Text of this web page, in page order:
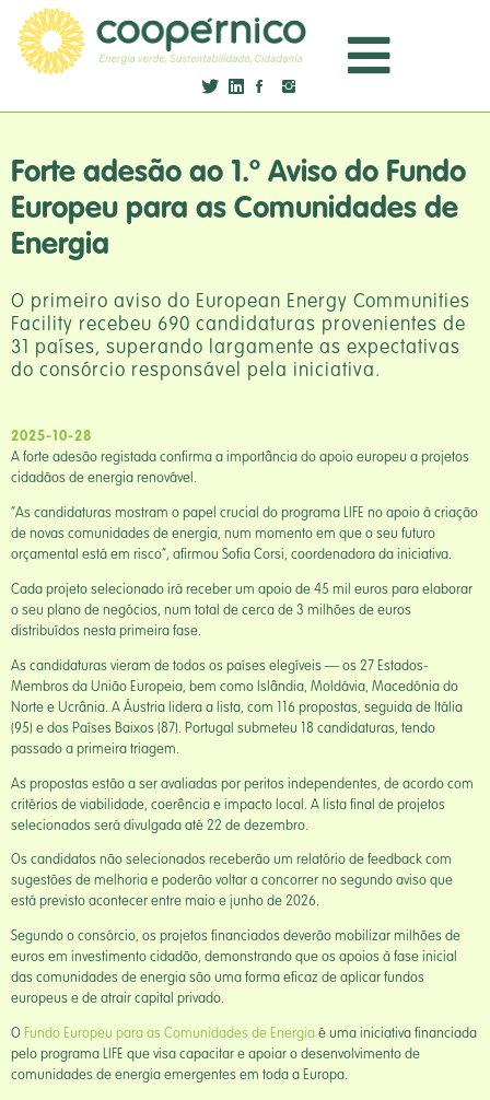
Forte adesão ao 1.º Aviso do Fundo
Europeu para as Comunidades de
Energia
O primeiro aviso do European Energy Communities
Facility recebeu 690 candidaturas provenientes de
31 países, superando largamente as expectativas
do consórcio responsável pela iniciativa.
2025-10-28
A forte adesão registada confirma a importância do apoio europeu a projetos
cidadãos de energia renovável.
“As candidaturas mostram o papel crucial do programa LIFE no apoio à criação
de novas comunidades de energia, num momento em que o seu futuro
orçamental está em risco”, afirmou Sofia Corsi, coordenadora da iniciativa.
Cada projeto selecionado irá receber um apoio de 45 mil euros para elaborar
o seu plano de negócios, num total de cerca de 3 milhões de euros
distribuídos nesta primeira fase.
As candidaturas vieram de todos os países elegíveis — os 27 Estados-
Membros da União Europeia, bem como Islândia, Moldávia, Macedónia do
Norte e Ucrânia. A Áustria lidera a lista, com 116 propostas, seguida de Itália
(95) e dos Países Baixos (87). Portugal submeteu 18 candidaturas, tendo
passado a primeira triagem.
As propostas estão a ser avaliadas por peritos independentes, de acordo com
critérios de viabilidade, coerência e impacto local. A lista final de projetos
selecionados será divulgada até 22 de dezembro.
Os candidatos não selecionados receberão um relatório de feedback com
sugestões de melhoria e poderão voltar a concorrer no segundo aviso que
está previsto acontecer entre maio e junho de 2026.
Segundo o consórcio, os projetos financiados deverão mobilizar milhões de
euros em investimento cidadão, demonstrando que os apoios à fase inicial
das comunidades de energia são uma forma eficaz de aplicar fundos
europeus e de atrair capital privado.
O Fundo Europeu para as Comunidades de Energiaé uma iniciativa financiada
pelo programa LIFE que visa capacitar e apoiar o desenvolvimento de
comunidades de energia emergentes em toda a Europa.